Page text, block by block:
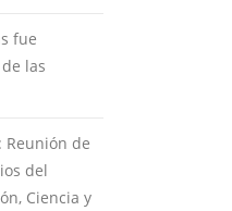
fue
las
Reunión de
del
Ciencia y